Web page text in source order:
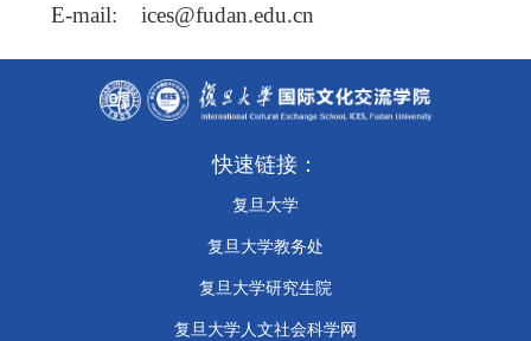
E-mail:
ices@fudan.edu.cn
快速链接：
复旦大学
复旦大学教务处
复旦大学研究生院
复旦大学人文社会科学网